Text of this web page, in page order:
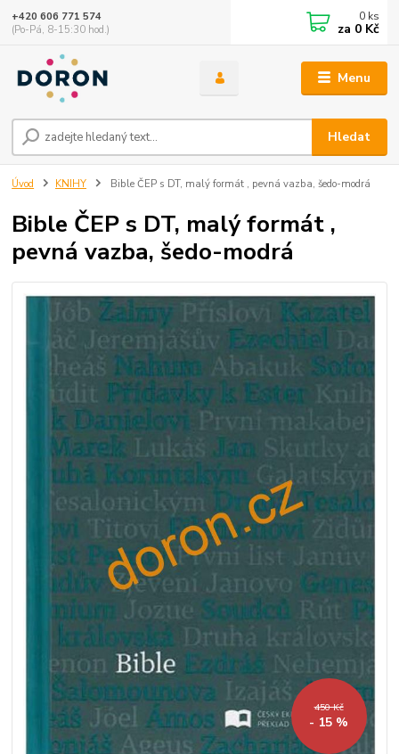
Menu
Hledat
+420 606 771 574
(Po-Pá, 8-15:30 hod.)
0 ks
za 0 Kč
Úvod KNIHY Bible ČEP s DT, malý formát , pevná vazba, šedo-modrá
Bible ČEP s DT, malý formát ,
pevná vazba, šedo-modrá
450 Kč
- 15 %